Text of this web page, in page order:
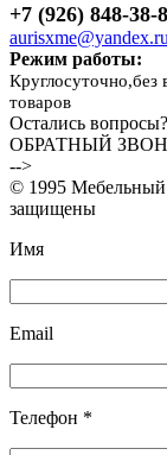
+7 (926) 848-
aurisxme@yandex.ru
Режим работы:
товаров
Остались вопросы?
ОБРАТНЫЙ
-->
© 1995 Мебельный
защищены
Имя
Email
Телефон *